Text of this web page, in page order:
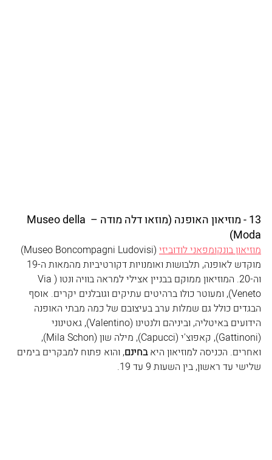
13 - מוזיאון האופנה (מוזאו דלה מודה – Museo della
Moda)
מוזיאון בונקומפאני לודוביזי
(Museo Boncompagni Ludovisi)
וה-20. המוזיאון ממוקם בבניין אצילי למראה בוויה ונטו (Via
Veneto), ומעוטר כולו ברהיטים עתיקים וגובלנים יקרים. אוסף
הבגדים כולל גם שמלות ערב בעיצובם של כמה מבתי האופנה
הידועים באיטליה, וביניהם ולנטינו (Valentino), גאטינוני
(Gattinoni), קאפוצ'י (Capucci), מילה שון (Mila Schon),
ואחרים. הכניסה למוזיאון היא בחינם, והוא פתוח למבקרים בימים
שלישי עד ראשון, בין השעות 9 עד 19.